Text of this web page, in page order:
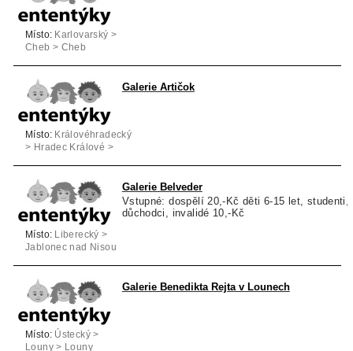
Místo: Karlovarský >
Cheb > Cheb
Galerie Artičok
Místo: Královéhradecký
> Hradec Králové >
Galerie Belveder
Vstupné: dospělí 20,-Kč děti 6-15 let, studenti,
důchodci, invalidé 10,-Kč
Místo:
Liberecký >
Jablonec nad Nisou
Galerie Benedikta Rejta v Lounech
Místo: Ústecký >
Louny > Louny